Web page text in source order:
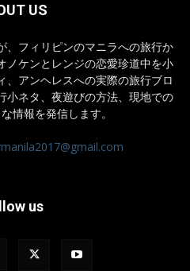
US
、フィリピンのマニラへの旅行か
ノケンとレンジの恋愛珍道中を小
、アンヘレスへの実際の旅行ブロ
小ネタ、夜遊びの方法、現地での
情報を発信します。
us